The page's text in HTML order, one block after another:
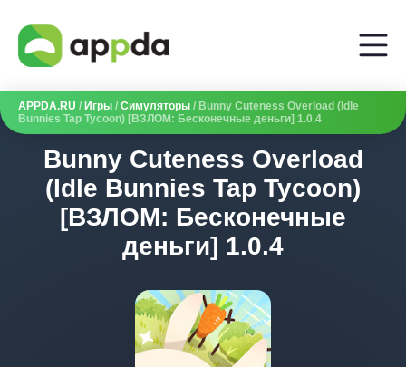
APPDA.RU / Игры / Симуляторы / Bunny Cuteness Overload (Idle
Bunnies Tap Tycoon) [ВЗЛОМ: Бесконечные деньги] 1.0.4
Bunny Cuteness Overload
(Idle Bunnies Tap Tycoon)
[ВЗЛОМ: Бесконечные
деньги] 1.0.4